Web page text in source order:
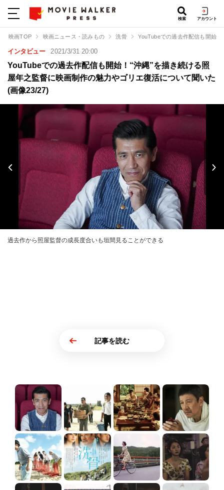
検索 アカウント
映画TOP 映画ニュース・読みもの 洗骨 YouTubeでの過去作配信も開始
インタビュー 2021/3/31 20:00
YouTubeでの過去作配信も開始！“沖縄”を描き続ける照
屋年之監督に映画制作の魅力やゴリエ復活について聞いた
(画像23/27)
過去作から照屋監督の成長度合いも垣間見ることができる
記事を読む